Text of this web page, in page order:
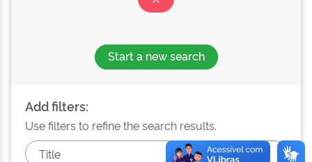
Start a new search
Add filters:
Use filters to refine the search results.